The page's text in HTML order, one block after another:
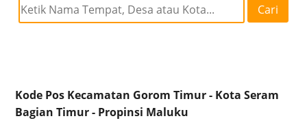
Cari
Kode Pos Kecamatan Gorom Timur - Kota Seram
Bagian Timur - Propinsi Maluku